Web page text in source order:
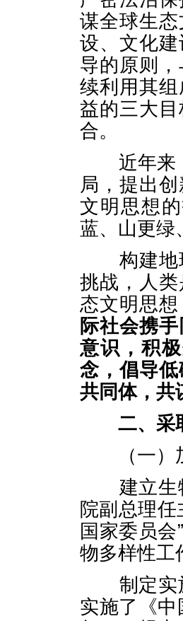
谋全球生
设、文化
导的原则
续利用其
益的三大
合。
近年来，
局，提出
文明思想
蓝、山更绿
构建地球
挑战，人
态文明思
际社会携
意识，积
念，倡导
共同体，共
二、采
（一）加
建立生物
院副总理
国家委员
物多样性工
制定实施
实施了《